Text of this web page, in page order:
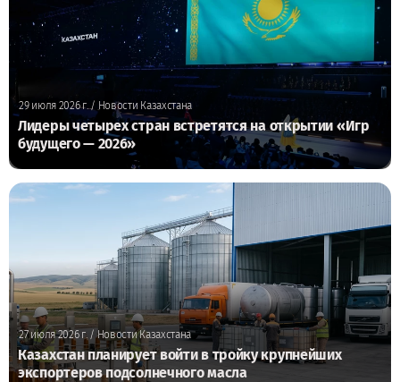
29 июля 2026 г./ Новости Казахстана
Лидеры четырех стран встретятся на открытии «Игр
будущего — 2026»
27 июля 2026 г. / Новости Казахстана
Казахстан планирует войти в тройку крупнейших
экспортеров подсолнечного масла